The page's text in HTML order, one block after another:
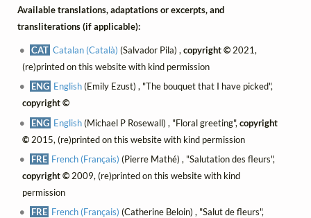
Available translations, adaptations or excerpts, and
transliterations (if applicable):
CAT Catalan (Català) (Salvador Pila) ,copyright ©2021,
(re)printed on this website with kind permission
ENG English(Emily Ezust) , "The bouquet that I have picked",
copyright ©
ENG English(Michael P Rosewall) , "Floral greeting",copyright
©2015, (re)printed on this website with kind permission
FRE French (Français) (Pierre Mathé) , "Salutation des fleurs",
copyright ©2009, (re)printed on this website with kind
permission
FRE French (Français) (Catherine Beloin) , "Salut de fleurs",